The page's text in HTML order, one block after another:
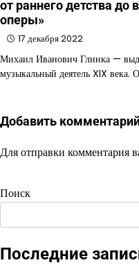
от раннего детства до
оперы»
17 декабря 2022
Михаил Иванович Глинка —
музыкальный деятель XIX века.
Добавить
Для отправки комментария
Поиск
Последние